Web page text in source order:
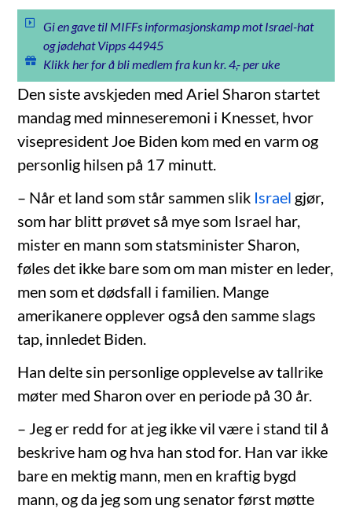
Gi en gave til MIFFs informasjonskamp mot Israel-hat
og jødehat Vipps 44945
Klikk her for å bli medlem fra kun kr. 4,- per uke
Den siste avskjeden med Ariel Sharon startet
mandag med minneseremoni i Knesset, hvor
visepresident Joe Biden kom med en varm og
personlig hilsen på 17 minutt.
– Når et land som står sammen slik Israel gjør,
som har blitt prøvet så mye som Israel har,
mister en mann som statsminister Sharon,
føles det ikke bare som om man mister en leder,
men som et dødsfall i familien. Mange
amerikanere opplever også den samme slags
tap, innledet Biden.
Han delte sin personlige opplevelse av tallrike
møter med Sharon over en periode på 30 år.
– Jeg er redd for at jeg ikke vil være i stand til å
beskrive ham og hva han stod for. Han var ikke
bare en mektig mann, men en kraftig bygd
mann, og da jeg som ung senator først møtte